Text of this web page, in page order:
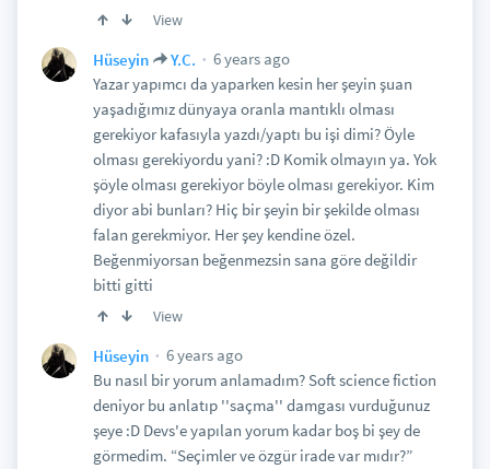
View
Hüseyin Y.C.
6 years ago
Yazar yapımcı da yaparken kesin her şeyin şuan
yaşadığımız dünyaya oranla mantıklı olması
gerekiyor kafasıyla yazdı/yaptı bu işi dimi? Öyle
olması gerekiyordu yani? :D Komik olmayın ya. Yok
şöyle olması gerekiyor böyle olması gerekiyor. Kim
diyor abi bunları? Hiç bir şeyin bir şekilde olması
falan gerekmiyor. Her şey kendine özel.
Beğenmiyorsan beğenmezsin sana göre değildir
bitti gitti
View
Hüseyin
6 years ago
Bu nasıl bir yorum anlamadım? Soft science fiction
deniyor bu anlatıp ''saçma'' damgası vurduğunuz
şeye :D Devs'e yapılan yorum kadar boş bi şey de
görmedim. “Seçimler ve özgür irade var mıdır?”